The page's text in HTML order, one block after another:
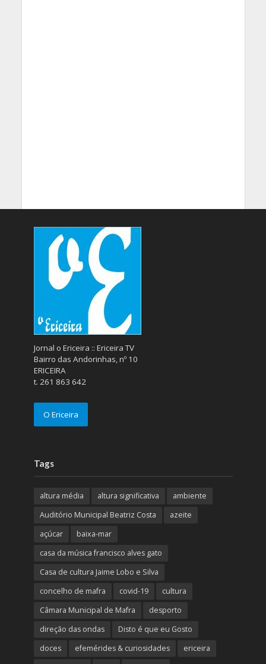
Jornal o Ericeira :: Ericeira TV
Bairro das Andorinhas, nº 10
ERICEIRA
t. 261 863 642
O Ericeira
Tags
altura média altura significativa
ambiente
Auditório Municipal Beatriz Costa
azeite
açúcar
baixa-mar
casa da música francisco alves gato
Casa de cultura Jaime Lobo e Silva
concelho de mafra
covid-19
cultura
Câmara Municipal de Mafra
desporto
direção das ondas
Disto é que eu Gosto
doces
efemérides & curiosidades
ericeira